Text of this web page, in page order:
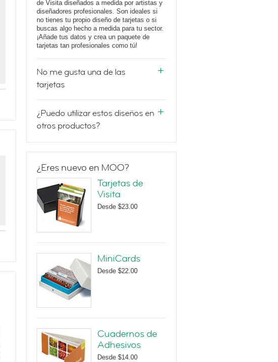
de Visita diseñados a medida por artistas y
diseñadores profesionales. Son ideales si
no tienes tu propio diseño de tarjetas o si
buscas algo hecho a medida para tu sector.
¡Añade tus datos y crea un paquete de
tarjetas tan profesionales como tú!
No me gusta una de las
tarjetas
¿Puedo utilizar estos diseños en
otros productos?
¿Eres nuevo en MOO?
Tarjetas de
Visita
Desde $23.00
MiniCards
Desde $22.00
Cuadernos de
Adhesivos
Desde $14.00